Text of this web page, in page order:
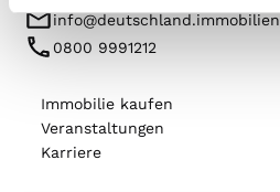
info@deutschland.immobilien
0800 9991212
Immobilie kaufen
Veranstaltungen
Karriere